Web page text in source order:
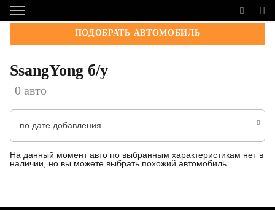
ПОДОБРАТЬ АВТОМОБИЛЬ
SsangYong б/у
0 авто
по дате добавления
На данный момент авто по выбранным характеристикам нет в
наличии, но вы можете выбрать похожий автомобиль